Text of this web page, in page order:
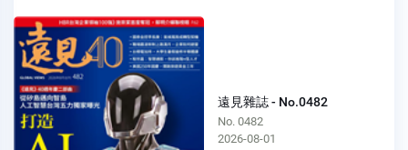
遠見雜誌 - No.0482
No. 0482
2026-08-01